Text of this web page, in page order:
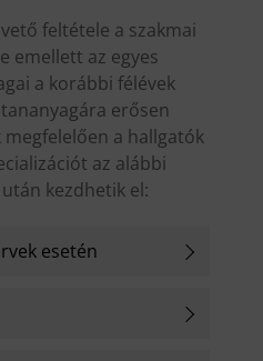
feltétele a szakmai
emellett az egyes
a korábbi félévek
erősen
a hallgatók
az alábbi
kezdhetik el:
esetén